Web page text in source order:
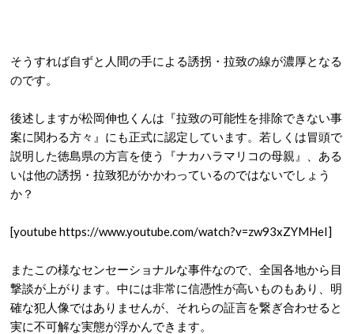
そうすれば自ずと人間の手による誘拐・拉致の線が濃厚となる
のです。
後述しますが松岡伸也くんは『拉致の可能性を排除できない事
案に関わる方々』にも正式に認定しています。若しくは冒頭で
説明した徳島県の方言を使う『ナカハラマリコの母親』、ある
いは他の誘拐・拉致犯がかかわっているのではないでしょう
か？
[youtube https://www.youtube.com/watch?v=zw93xZYMHeI]
またこの様なセンセーショナルな事件なので、全国各地から目
撃談が上がります。中には非常に信憑性が高いものもあり、明
確な犯人像ではありませんが、それらの証言を繋ぎ合わせると
実に不可解な実態が浮かんできます。